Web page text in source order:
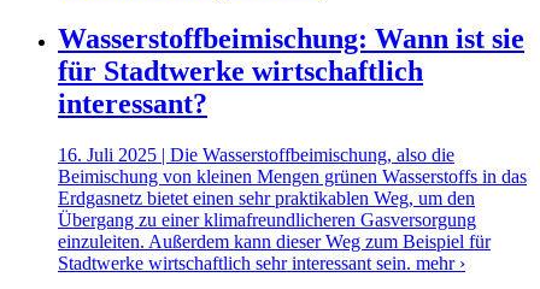
Wasserstoffbeimischung: Wann ist sie
für Stadtwerke wirtschaftlich
interessant?
16. Juli 2025 | Die Wasserstoffbeimischung, also die
Beimischung von kleinen Mengen grünen Wasserstoffs in das
Erdgasnetz bietet einen sehr praktikablen Weg, um den
Übergang zu einer klimafreundlicheren Gasversorgung
einzuleiten. Außerdem kann dieser Weg zum Beispiel für
Stadtwerke wirtschaftlich sehr interessant sein. mehr ›